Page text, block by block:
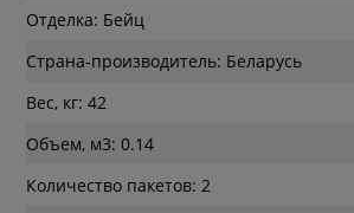
Отделка: Бейц
Страна-производитель: Беларусь
Вес, кг: 42
Объем, м3: 0.14
Количество пакетов: 2